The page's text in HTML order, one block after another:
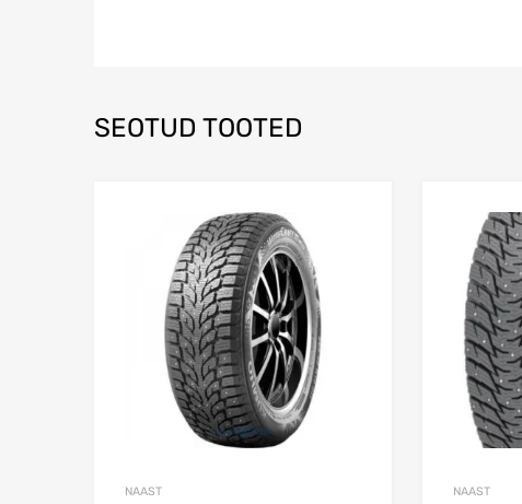
SEOTUD TOOTED
NAAST NAAST